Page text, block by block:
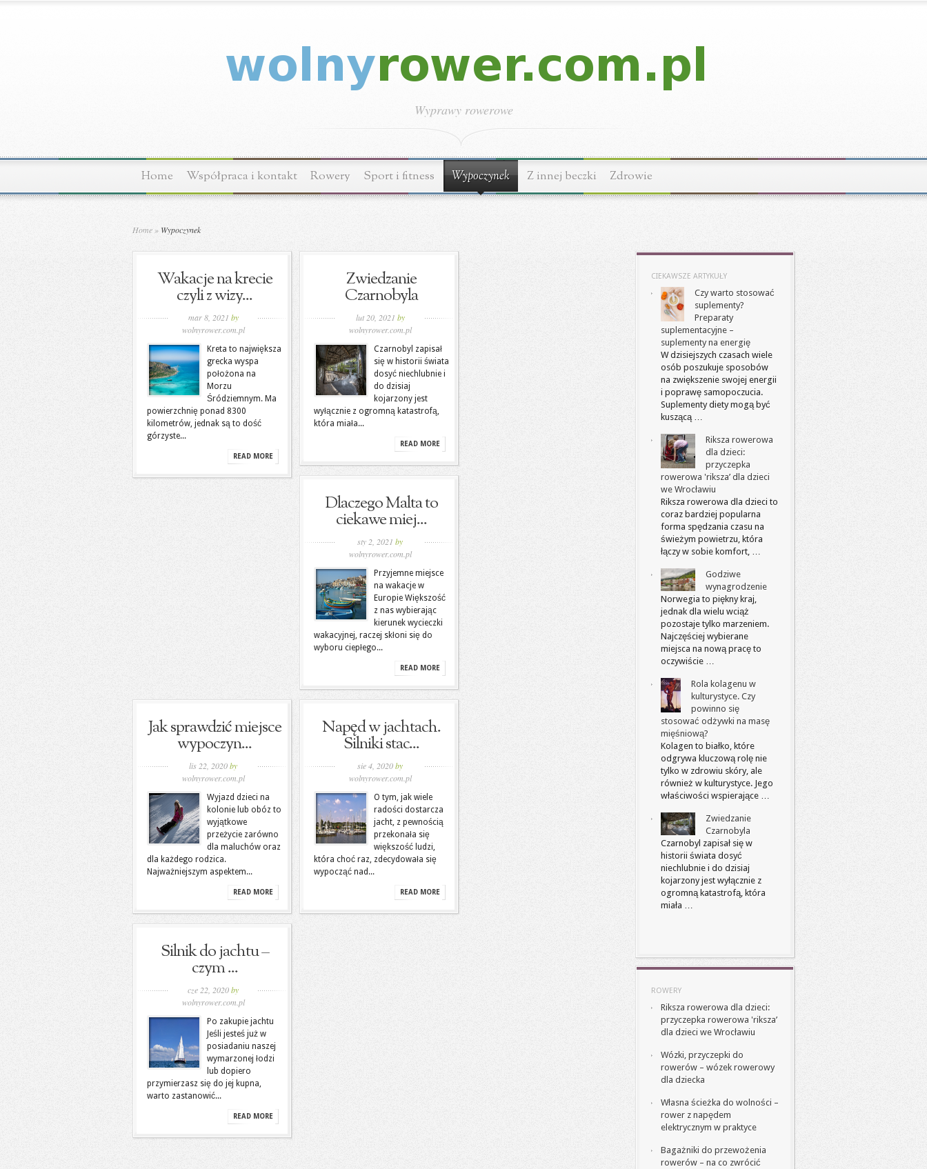
Wyprawy rowerowe
Home Współpraca i kontakt Rowery Sport i fitness Wypoczynek Z innej beczki Zdrowie
Home » Wypoczynek
Wakacje na krecie
czyli z wizy...
mar 8, 2021 by
wolnyrower.com.pl
Kreta to największa
grecka wyspa
położona na
Morzu
Śródziemnym. Ma
powierzchnię ponad 8300
kilometrów, jednak są to dość
górzyste...
READ MORE
Zwiedzanie
Czarnobyla
lut 20, 2021 by
wolnyrower.com.pl
Czarnobyl zapisał
się w historii świata
dosyć niechlubnie i
do dzisiaj
kojarzony jest
wyłącznie z ogromną katastrofą,
która miała...
READ MORE
Dlaczego Malta to
ciekawe miej...
sty 2, 2021 by
wolnyrower.com.pl
Przyjemne miejsce
na wakacje w
Europie Większość
z nas wybierając
kierunek wycieczki
wakacyjnej, raczej skłoni się do
wyboru ciepłego...
READ MORE
Jak sprawdzić miejsce
wypoczyn...
lis 22, 2020by
wolnyrower.com.pl
Wyjazd dzieci na
kolonie lub obóz to
wyjątkowe
przeżycie zarówno
dla maluchów oraz
dla każdego rodzica.
Najważniejszym aspektem...
READ MORE
Napęd w jachtach.
Silniki stac...
sie 4, 2020by
wolnyrower.com.pl
O tym, jak wiele
radości dostarcza
jacht, z pewnością
przekonała się
większość ludzi,
która choć raz, zdecydowała się
wypocząć nad...
READ MORE
Silnik do jachtu –
czym ...
cze 22, 2020by
wolnyrower.com.pl
Po zakupie jachtu
Jeśli jesteś już w
posiadaniu naszej
wymarzonej łodzi
lub dopiero
przymierzasz się do jej kupna,
warto zastanowić...
READ MORE
CIEKAWSZE ARTYKUŁY
Czy warto stosować
suplementy?
Preparaty
suplementacyjne –
suplementy na energię
W dzisiejszych czasach wiele
osób poszukuje sposobów
na zwiększenie swojej energii
i poprawę samopoczucia.
Suplementy diety mogą być
kuszącą …
Riksza rowerowa
dla dzieci:
przyczepka
rowerowa 'riksza’ dla dzieci
we Wrocławiu
Riksza rowerowa dla dzieci to
coraz bardziej popularna
forma spędzania czasu na
świeżym powietrzu, która
łączy w sobie komfort, …
Godziwe
wynagrodzenie
Norwegia to piękny kraj,
jednak dla wielu wciąż
pozostaje tylko marzeniem.
Najczęściej wybierane
miejsca na nową pracę to
oczywiście …
Rola kolagenu w
kulturystyce. Czy
powinno się
stosować odżywki na masę
mięśniową?
Kolagen to białko, które
odgrywa kluczową rolę nie
tylko w zdrowiu skóry, ale
również w kulturystyce. Jego
właściwości wspierające …
Zwiedzanie
Czarnobyla
Czarnobyl zapisał się w
historii świata dosyć
niechlubnie i do dzisiaj
kojarzony jest wyłącznie z
ogromną katastrofą, która
miała …
ROWERY
Riksza rowerowa dla dzieci:
przyczepka rowerowa 'riksza’
dla dzieci we Wrocławiu
Wózki, przyczepki do
rowerów – wózek rowerowy
dla dziecka
Własna ścieżka do wolności –
rower z napędem
elektrycznym w praktyce
Bagażniki do przewożenia
rowerów – na co zwrócić